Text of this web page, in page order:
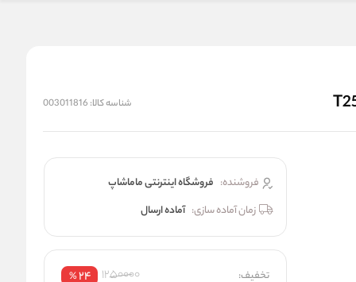
شناسه کالا: 003011816
فروشنده: فروشگاه اینترنتی ماماشاپ
زمان آماده سازی: آماده ارسال
تخفیف: 1250000
24
%